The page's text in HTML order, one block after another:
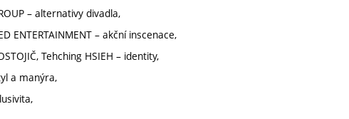
– alternativy divadla,
ENTERTAINMENT – akční inscenace,
Tehching HSIEH – identity,
a manýra,